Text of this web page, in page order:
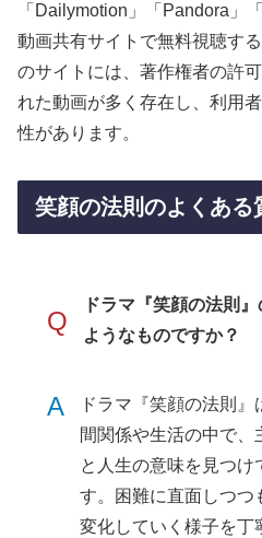
「Dailymotion」「Pandora」
動画共有サイトで無料視聴す
のサイトには、著作権者の許
れた動画が多く存在し、利用
性があります。
笑顔の法則のよくある
Q
ドラマ『笑顔の法則
ようなものですか？
A
ドラマ『笑顔の法則』
間関係や生活の中で、
と人生の意味を見つけ
す。困難に直面しつつ
変化していく様子を丁